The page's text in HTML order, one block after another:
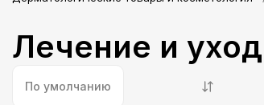
Дерматологическая продукция
Витамины и минералы
Косметология
Лечение и
По умолчанию